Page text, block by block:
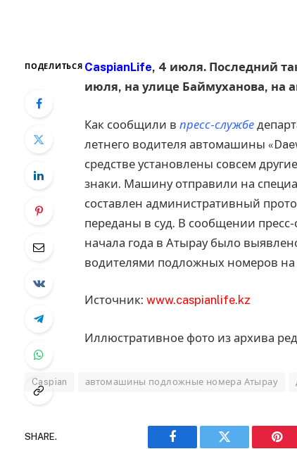
ПОДЕЛИТЬСЯ CaspianLife, 4 июля. Последний
июля, на улице Баймуханова, на
Как сообщили в пресс-службе
летнего водителя автомашины
средстве установлены совсем
знаки. Машину отправили на
составлен административный
переданы в суд. В сообщении
начала года в Атырау было
водителями подложных номеров
Источник: www.caspianlife.kz
Иллюстративное фото из архива
Caspian автомашины подложные номера Атырау
SHARE.